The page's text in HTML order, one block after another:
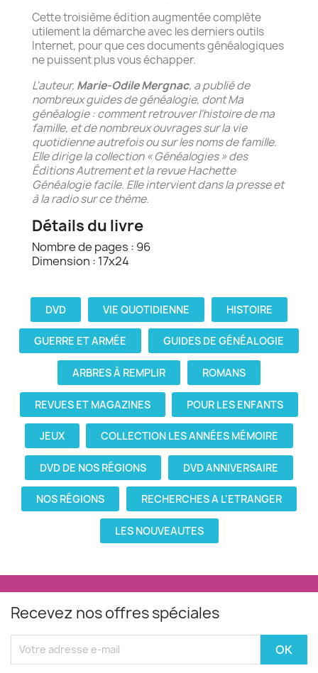
Cette troisième édition augmentée complète
utilement la démarche avec les derniers outils
Internet, pour que ces documents généalogiques
ne puissent plus vous échapper.
L'auteur, Marie-Odile Mergnac, a publié de
nombreux guides de généalogie, dont Ma
généalogie : comment retrouver l'histoire de ma
famille, et de nombreux ouvrages sur la vie
quotidienne autrefois ou sur les noms de famille.
Elle dirige la collection « Généalogies » des
Éditions Autrement et la revue Hachette
Généalogie facile. Elle intervient dans la presse et
à la radio sur ce thème.
Détails du livre
Nombre de pages : 96
Dimension : 17x24
DVD VIE QUOTIDIENNE HISTOIRE
GUERRE ET ARMÉE GUIDES DE GÉNÉALOGIE
ARBRES À REMPLIR ROMANS
REVUES ET MAGAZINES POUR LES ENFANTS
JEUX COLLECTION LES ANNÉES MÉMOIRE
DVD DE NOS RÉGIONS DVD ANNIVERSAIRE
NOS RÉGIONS RECHERCHES A L'ETRANGER
LES NOUVEAUTES
Recevez nos offres spéciales